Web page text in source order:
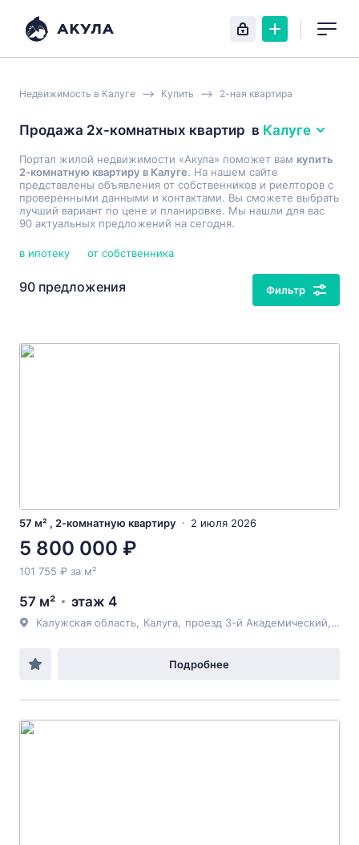
Недвижимость в Калуге Купить 2-ная квартира
Продажа 2х-комнатных квартир в Калуге
Портал жилой недвижимости «Акула» поможет вам купить
2-комнатную квартиру в Калуге. На нашем сайте
представлены объявления от собственников и риелторов с
проверенными данными и контактами. Вы сможете выбрать
лучший вариант по цене и планировке. Мы нашли для вас
90 актуальных предложений на сегодня.
в ипотеку от собственника
90 предложения Фильтр
57 м² , 2-комнатную квартиру 2 июля 2026
5 800 000 ₽
101 755 ₽ за м²
57 м² этаж 4
Калужская область Калуга проезд 3-й Академический
Подробнее